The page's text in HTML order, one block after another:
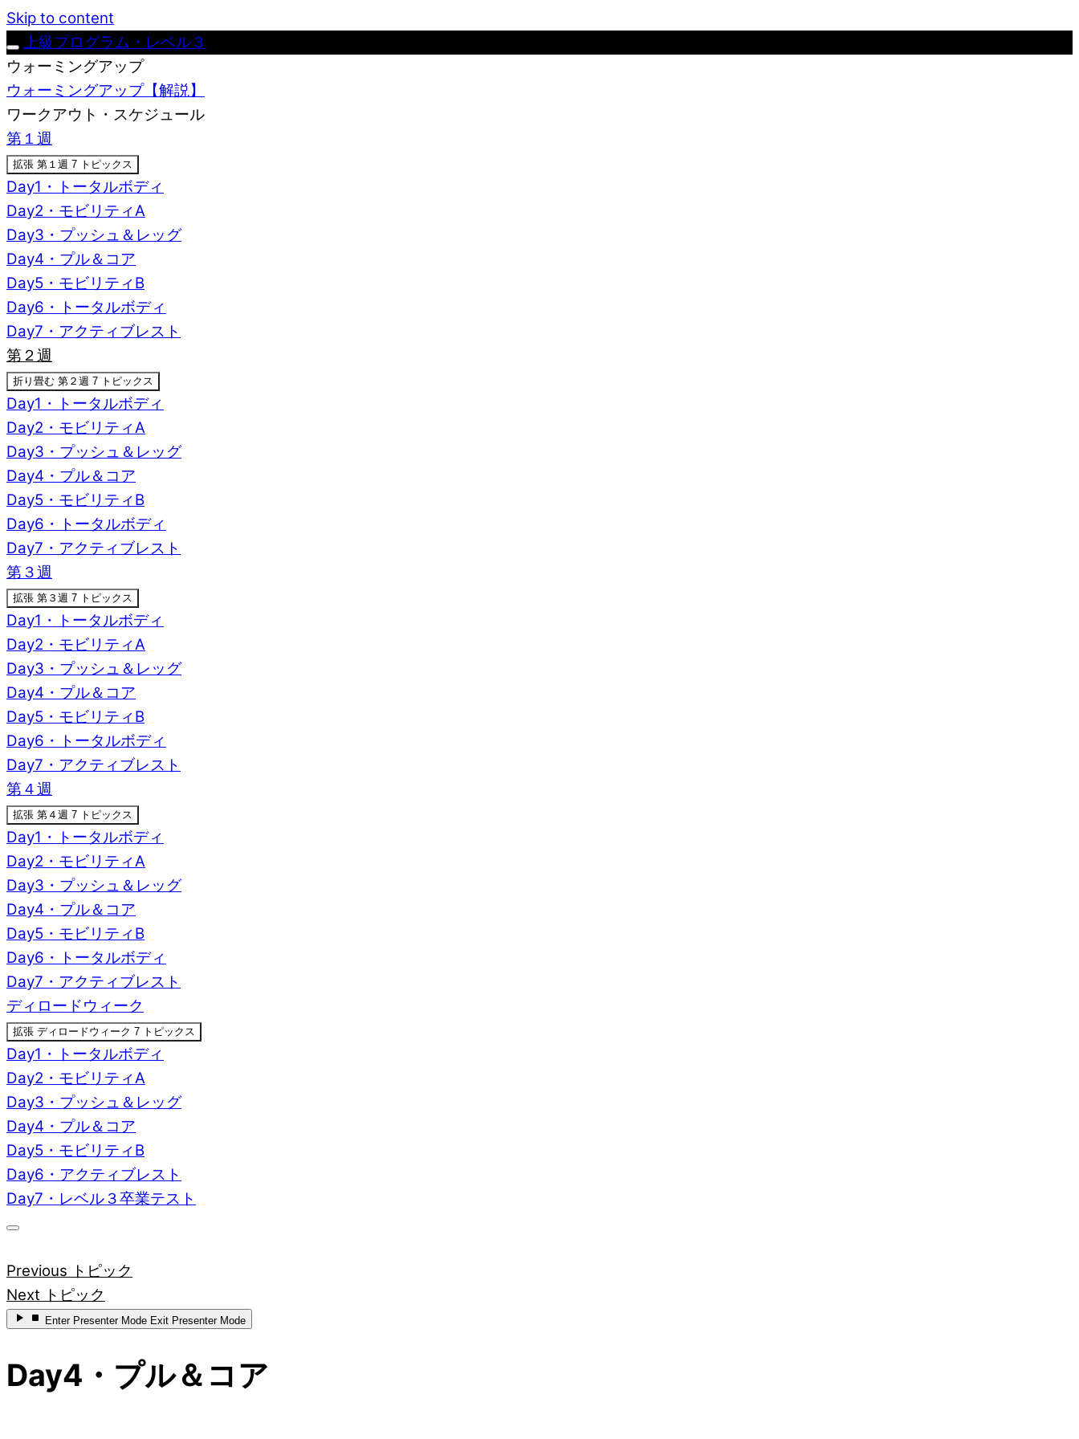
Skip to content
上級プログラム・レベル３
ウォーミングアップ
ウォーミングアップ【解説】
ワークアウト・スケジュール
第１週
拡張 第１週 7 トピックス
Day1・トータルボディ
Day2・モビリティA
Day3・プッシュ＆レッグ
Day4・プル＆コア
Day5・モビリティB
Day6・トータルボディ
Day7・アクティブレスト
第２週
折り畳む 第２週 7 トピックス
Day1・トータルボディ
Day2・モビリティA
Day3・プッシュ＆レッグ
Day4・プル＆コア
Day5・モビリティB
Day6・トータルボディ
Day7・アクティブレスト
第３週
拡張 第３週 7 トピックス
Day1・トータルボディ
Day2・モビリティA
Day3・プッシュ＆レッグ
Day4・プル＆コア
Day5・モビリティB
Day6・トータルボディ
Day7・アクティブレスト
第４週
拡張 第４週 7 トピックス
Day1・トータルボディ
Day2・モビリティA
Day3・プッシュ＆レッグ
Day4・プル＆コア
Day5・モビリティB
Day6・トータルボディ
Day7・アクティブレスト
ディロードウィーク
拡張 ディロードウィーク 7 トピックス
Day1・トータルボディ
Day2・モビリティA
Day3・プッシュ＆レッグ
Day4・プル＆コア
Day5・モビリティB
Day6・アクティブレスト
Day7・レベル３卒業テスト
Previous トピック
Next トピック
Enter Presenter Mode Exit Presenter Mode
Day4・プル＆コア